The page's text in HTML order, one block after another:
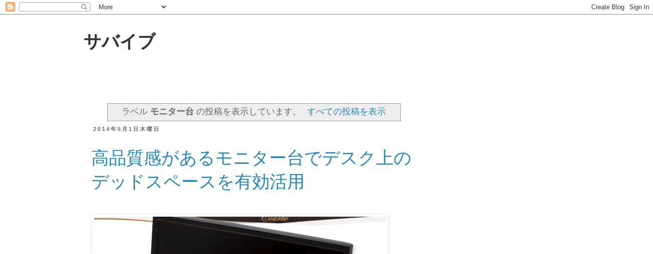
サバイブ
ラベル モニター台 の投稿を表示しています。 すべての投稿を表示
2014年5月1日木曜日
高品質感があるモニター台でデスク上の
デッドスペースを有効活用